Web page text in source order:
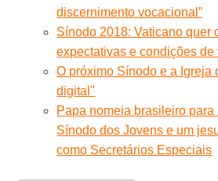
discernimento vocacional”
Sínodo 2018: Vaticano quer
expectativas e condições
O próximo Sínodo e a Igreja
digital"
Papa nomeia brasileiro
Sínodo dos Jovens e um
como Secretários Especiais